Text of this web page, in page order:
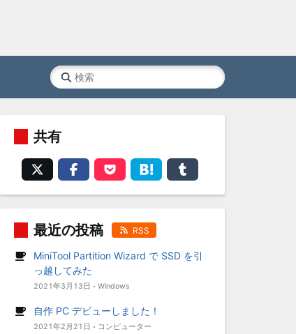
共有
最近の投稿 RSS
MiniTool Partition Wizard で SSD を引
っ越してみた
2021年3月13日 Windows
自作 PC デビューしました！
2021年2月21日 コンピューター